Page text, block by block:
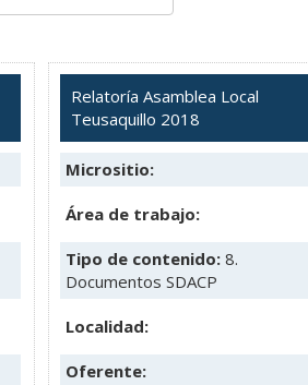
Relatoría Asamblea Local
Teusaquillo 2018
Micrositio:
Área de trabajo:
Tipo de contenido: 8.
Documentos SDACP
Localidad:
Oferente: